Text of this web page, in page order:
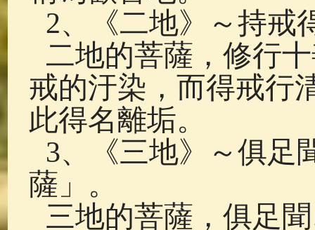
2、《二地》～持戒
二地的菩薩，修行
戒的汙染，而得戒行
此得名離垢。
3、《三地》～俱足
薩」。
三地的菩薩，俱足